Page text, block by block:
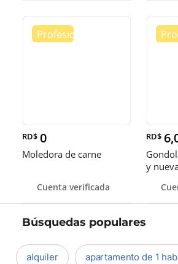
RD$ 0
Moledora de carne
Cuenta verificada
RD$
y
Búsquedas populares
alquiler apartamento de 1